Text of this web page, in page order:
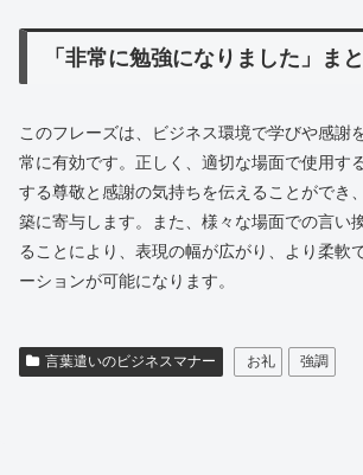
「非常に勉強になりました」ま
このフレーズは、ビジネス環境で学びや感謝
常に有効です。正しく、適切な場面で使用す
する尊敬と感謝の気持ちを伝えることができ
築に寄与します。また、様々な場面での言い
ることにより、表現の幅が広がり、より柔軟
ーションが可能になります。
言葉遣いのビジネスマナー お礼 強調